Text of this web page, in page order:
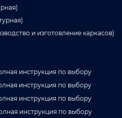
и изготовление каркасов)
инструкция по выбору
инструкция по выбору
инструкция по выбору
инструкция по выбору